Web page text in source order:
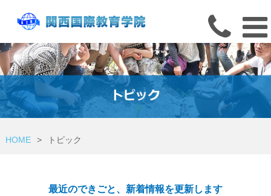
HOME > トピック
最近のできごと、新着情報を更新します